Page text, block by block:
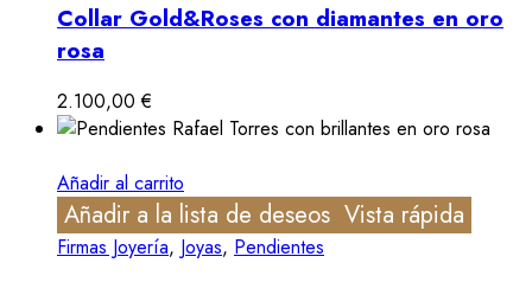
Collar Gold&Roses con diamantes en oro
rosa
2.100,00€
Añadir al carrito
Añadir a la lista de deseos Vista rápida
Firmas Joyería, Joyas, Pendientes